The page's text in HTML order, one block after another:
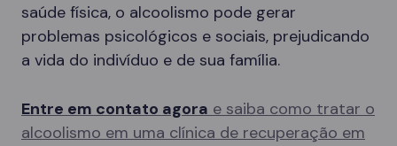
saúde física, o alcoolismo pode gerar
problemas psicológicos e sociais, prejudicando
a vida do indivíduo e de sua família.
Entre em contato agora e saiba como tratar o
alcoolismo em uma clínica de recuperação em